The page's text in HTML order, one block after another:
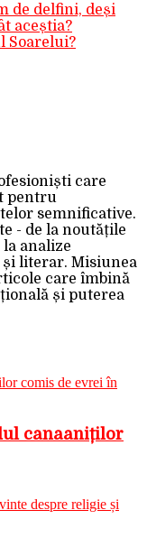
de delfini, deși
aceștia?
Soarelui?
care
pentru
semnificative.
- de la noutățile
analize
literar. Misiunea
care îmbină
și puterea
canaaniților